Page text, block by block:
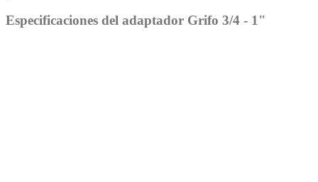
Especificaciones del adaptador Grifo 3/4 - 1"